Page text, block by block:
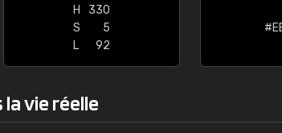
H
330
S
5
L
92
la vie réelle